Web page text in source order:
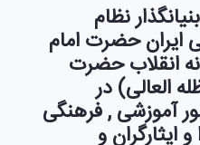
نظام
ایران حضرت امام
انقلاب حضرت
العالی) در
آموزشی , فرهنگی
ایثارگران و